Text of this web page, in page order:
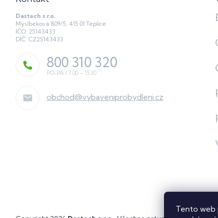
Tento web
Dastech s.r.o.
Myslbekova 809/5, 415 01 Teplice
IČO: 25143433
DIČ: CZ25143433
obchod@vybaveniprobydleni.cz
800 310 320